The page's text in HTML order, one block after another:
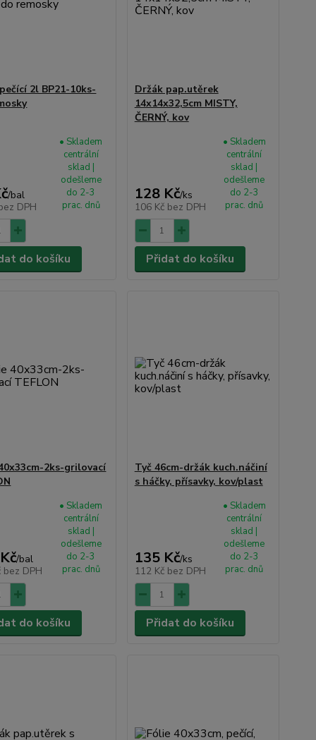
2l BP21-10ks-
/bal
DPH
• Skladem
centrální
sklad |
odešleme
do 2-3
prac. dnů
do košíku
Držák pap.utěrek
14x14x32,5cm MISTY,
ČERNÝ, kov
128 Kč/ks
106 Kč bez DPH
• Skladem
centrální
sklad |
odešleme
do 2-3
prac. dnů
Přidat do košíku
2ks-grilovací
/bal
bez DPH
• Skladem
centrální
sklad |
odešleme
do 2-3
prac. dnů
do košíku
Tyč 46cm-držák kuch.náčiní
s háčky, přísavky, kov/plast
135 Kč/ks
112 Kč bez DPH
• Skladem
centrální
sklad |
odešleme
do 2-3
prac. dnů
Přidat do košíku